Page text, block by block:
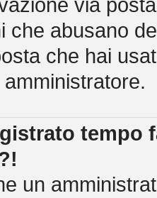
via
che abusano
che hai
tempo
un